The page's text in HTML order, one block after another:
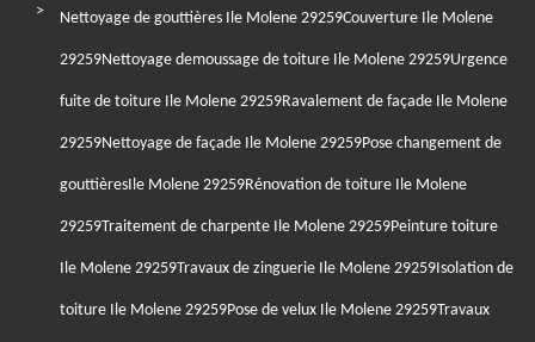
Nettoyage de gouttières Ile Molene 29259Couverture Ile Molene
29259Nettoyage demoussage de toiture Ile Molene 29259Urgence
fuite de toiture Ile Molene 29259Ravalement de façade Ile Molene
29259Nettoyage de façade Ile Molene 29259Pose changement de
gouttièresIle Molene 29259Rénovation de toiture Ile Molene
29259Traitement de charpente Ile Molene 29259Peinture toiture
Ile Molene 29259Travaux de zinguerie Ile Molene 29259Isolation de
toiture Ile Molene 29259Pose de velux Ile Molene 29259Travaux